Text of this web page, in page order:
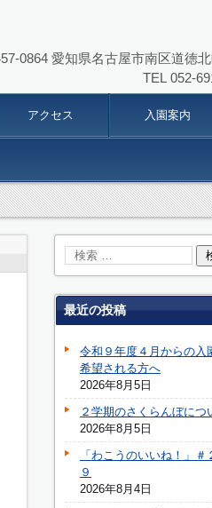
0864 愛知県名古屋市南区道徳
TEL 052-
アクセス 入園案内
最近の投稿
令和９年度４月からの入
希望される方へ
2026年8月5日
２学期のさくらんぼにつ
2026年8月5日
「わこうのいいね！」＃
９
2026年8月4日